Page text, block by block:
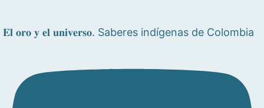
𝐄𝐥 𝐨𝐫𝐨 𝐲 𝐞𝐥 𝐮𝐧𝐢𝐯𝐞𝐫𝐬𝐨. Saberes indígenas de Colombia